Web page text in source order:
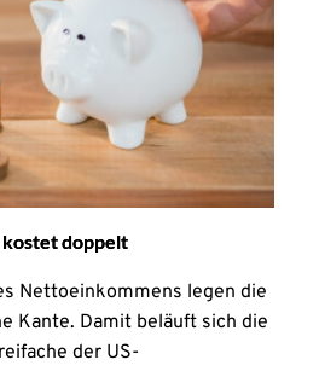
kostet doppelt
Nettoeinkommens legen die
Kante. Damit beläuft sich die
der US-